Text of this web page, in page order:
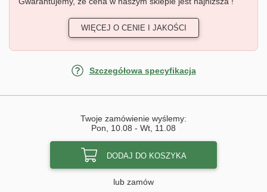
WIĘCEJ O CENIE I JAKOŚCI
Szczegółowa specyfikacja
Twoje zamówienie wyślemy:
Pon, 10.08 - Wt, 11.08
DODAJ DO KOSZYKA
lub zamów